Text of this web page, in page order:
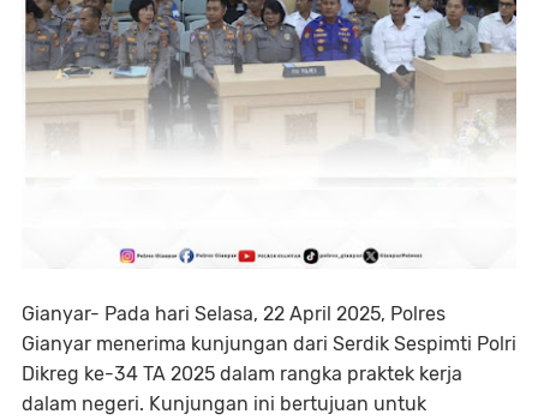
Gianyar- Pada hari Selasa, 22 April 2025, Polres
Gianyar menerima kunjungan dari Serdik Sespimti Polri
Dikreg ke-34 TA 2025 dalam rangka praktek kerja
dalam negeri. Kunjungan ini bertujuan untuk